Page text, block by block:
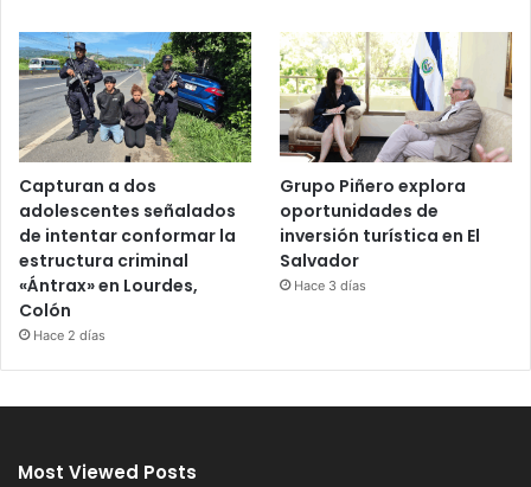
Capturan a dos
adolescentes señalados
de intentar conformar la
estructura criminal
«Ántrax» en Lourdes,
Colón
Hace 2 días
Grupo Piñero explora
oportunidades de
inversión turística en El
Salvador
Hace 3 días
Most Viewed Posts